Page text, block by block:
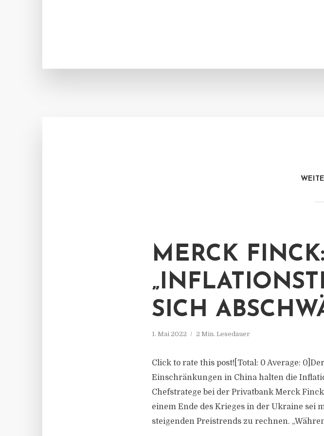
MERCK FINCK:
SICH
1. Mai 2022 2 Min. Lesedauer
Click to rate this post![Total: 0 Average:
Einschränkungen in China halten die
Chefstratege bei der Privatbank Merck
einem Ende des Krieges in der Ukraine sei
steigenden Preistrends zu rechnen.